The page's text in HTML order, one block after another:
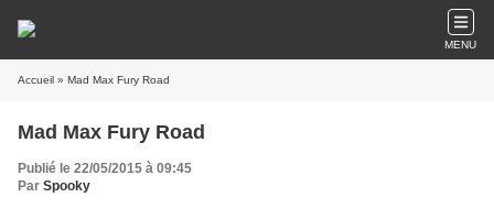
MENU
Accueil » Mad Max Fury Road
Mad Max Fury Road
Publié le 22/05/2015 à 09:45
Par Spooky